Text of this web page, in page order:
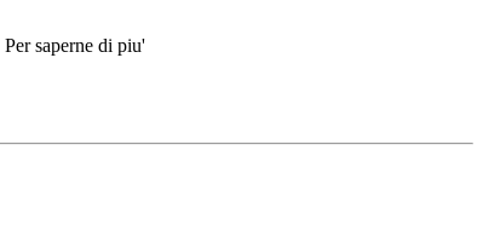
Per saperne di piu'